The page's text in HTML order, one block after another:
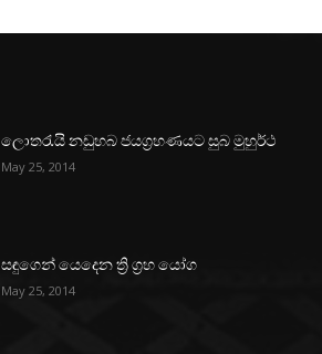
ලොතරැයි නඩුහබ ජයග්‍රහණයට සුබ මුහුර්ථ
May 25, 2014
සඳුගෙන් යෙදෙන ත්‍රි ග්‍රහ යෝග
May 25, 2014